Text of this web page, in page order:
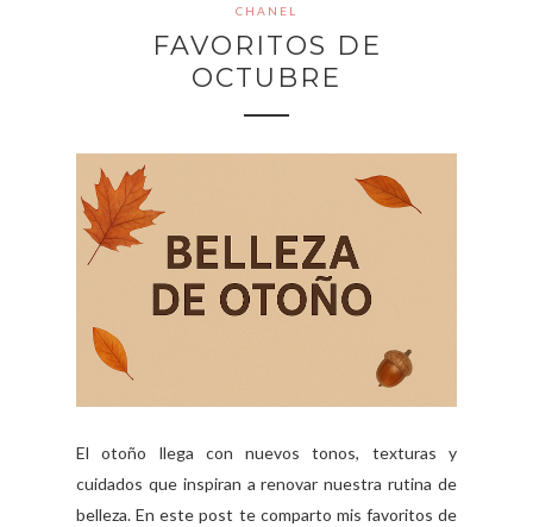
CHANEL
FAVORITOS DE
OCTUBRE
El otoño llega con nuevos tonos, texturas y
cuidados que inspiran a renovar nuestra rutina de
belleza. En este post te comparto mis favoritos de